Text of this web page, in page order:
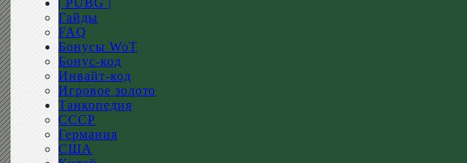
| PUBG |
Гайды
FAQ
Бонусы WoT
Бонус-код
Инвайт-код
Игровое золото
Танкопедия
СССР
Германия
США